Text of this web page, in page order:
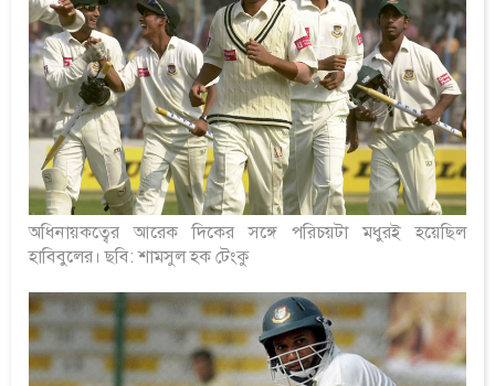
অধিনায়কত্বের আরেক দিকের সঙ্গে পরিচয়টা মধুরই হয়েছিল
হাবিবুলের। ছবি: শামসুল হক টেংকু